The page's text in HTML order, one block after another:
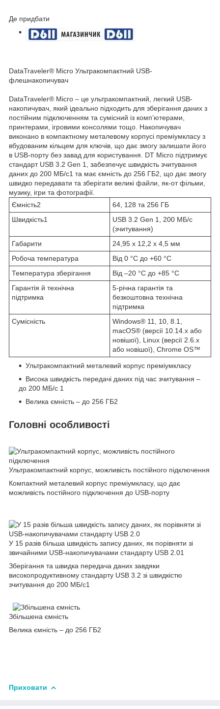
Де придбати
DataTraveler® Micro Ультракомпактний USB-
флешнакопичувач
DataTraveler® Micro – це ультракомпактний, легкий USB-
накопичувач, який ідеально підходить для зберігання даних з
постійним підключенням та сумісний із комп’ютерами,
принтерами, ігровими консолями тощо. Накопичувач
виконано в компактному металевому корпусі преміумкласу з
вбудованим кільцем для ключів, що дає змогу залишати його
в USB-порту без завад для користування. DT Micro підтримує
стандарт USB 3.2 Gen 1, забезпечує швидкість зчитування
даних до 200 МБ/с1 та має ємність до 256 ГБ2 , що дає змогу
швидко передавати та зберігати великі файли, як-от фільми,
музику, ігри та фотографії.
Ємність2
64, 128 та 256 ГБ
Швидкість1
USB 3.2 Gen 1, 200 МБ/с
(зчитування)
Габарити
24,95 х 12,2 х 4,5 мм
Робоча температура
Від 0 °C до +60 °C
Температура зберігання
Від –20 °C до +85 °C
Гарантія й технічна
підтримка
5-річна гарантія та
безкоштовна технічна
підтримка
Сумісність
Windows® 11, 10, 8.1,
macOS® (версії 10.14.x або
новішої), Linux (версії 2.6.x
або новішої), Chrome OS™
Ультракомпактний металевий корпус преміумкласу
Висока швидкість передачі даних під час зчитування –
до 200 МБ/с 1
Велика ємність – до 256 ГБ2
Головні особливості
Ультракомпактний корпус, можливість постійного підключення
Компактний металевий корпус преміумкласу, що дає
можливість постійного підключення до USB-порту
У 15 разів більша швидкість запису даних, як порівняти зі
звичайними USB-накопичувачами стандарту USB 2.01
Зберігання та швидка передача даних завдяки
високопродуктивному стандарту USB 3.2 зі швидкістю
зчитування до 200 МБ/с1
Збільшена ємність
Велика ємність – до 256 ГБ2
Приховати